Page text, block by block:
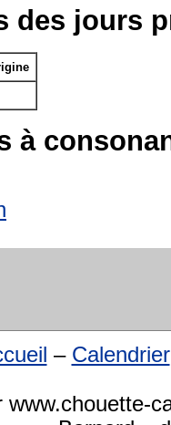
des jours
à
– Calendrier
www.chouette-